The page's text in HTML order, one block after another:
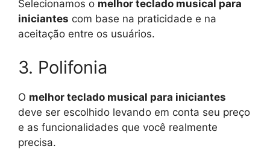
Selecionamos o melhor teclado musical para
iniciantes com base na praticidade e na
aceitação entre os usuários.
3. Polifonia
O melhor teclado musical para iniciantes
deve ser escolhido levando em conta seu preço
e as funcionalidades que você realmente
precisa.